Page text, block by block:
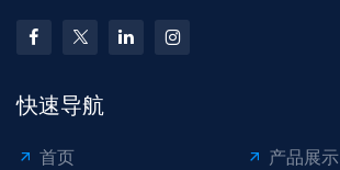
快速导航
首页
产品展示